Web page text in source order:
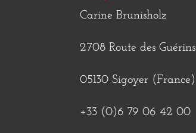
Carine Brunisholz
2708 Route des Guérins
05130 Sigoyer (France)
+33 (0)6 79 06 42 00